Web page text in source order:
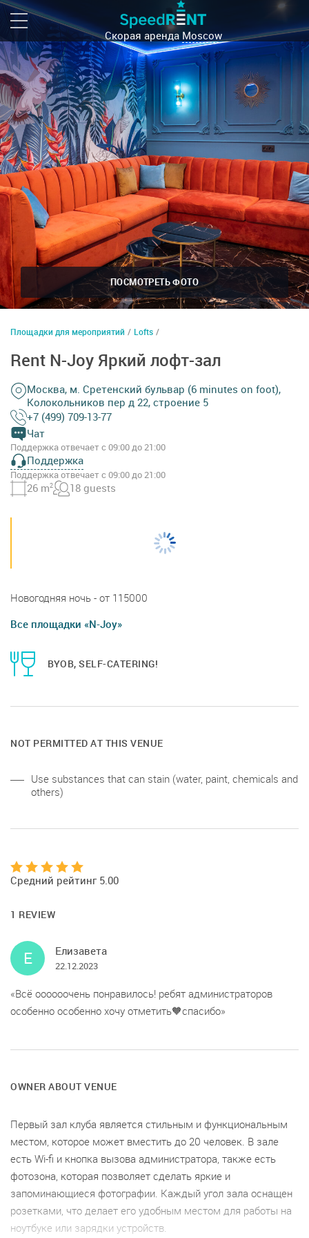
Скорая аренда Moscow
ПОСМОТРЕТЬ ФОТО
Площадки для мероприятий / Lofts /
Rent N-Joy Яркий лофт-зал
Москва, м. Сретенский бульвар (6 minutes on foot),
Колокольников пер д 22, строение 5
+7 (499) 709-13-77
Чат
Поддержка отвечает с 09:00 до 21:00
Поддержка
Поддержка отвечает с 09:00 до 21:00
26 m2 18 guests
Новогодняя ночь - от 115000
Все площадки «N-Joy»
BYOB, SELF-CATERING!
NOT PERMITTED AT THIS VENUE
Use substances that can stain (water, paint, chemicals and
others)
Средний рейтинг 5.00
1 REVIEW
Е Елизавета
22.12.2023
Всё оооооочень понравилось! ребят администраторов
особенно особенно хочу отметить🧡спасибо
OWNER ABOUT VENUE
Первый зал клуба является стильным и функциональным
местом, которое может вместить до 20 человек. В зале
есть Wi-fi и кнопка вызова администратора, также есть
фотозона, которая позволяет сделать яркие и
запоминающиеся фотографии. Каждый угол зала оснащен
розетками, что делает его удобным местом для работы на
ноутбуке или зарядки устройств.